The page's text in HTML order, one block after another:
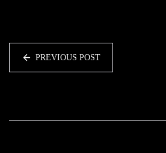
PREVIOUS POST